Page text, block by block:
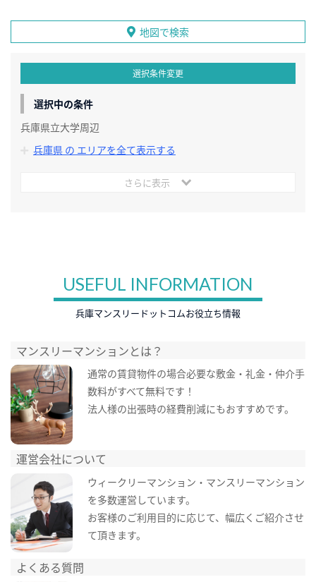
地図で検索
選択条件変更
選択中の条件
兵庫県立大学周辺
兵庫県 の エリアを全て表示する
さらに表示
USEFUL INFORMATION
兵庫マンスリードットコムお役立ち情報
マンスリーマンションとは？
通常の賃貸物件の場合必要な敷金・礼金・仲介手
数料がすべて無料です！
法人様の出張時の経費削減にもおすすめです。
運営会社について
ウィークリーマンション・マンスリーマンション
を多数運営しています。
お客様のご利用目的に応じて、幅広くご紹介させ
て頂きます。
よくある質問